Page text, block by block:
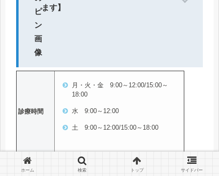
ます】
診療時間
月・火・金 9:00～12:00/15:00～
18:00
水 9:00～12:00
土 9:00～12:00/15:00～18:00
休診日
木曜、日曜、祝日
取扱いピル
低用量ピル（薬名記載無し）
ホーム 検索 トップ サイドバー